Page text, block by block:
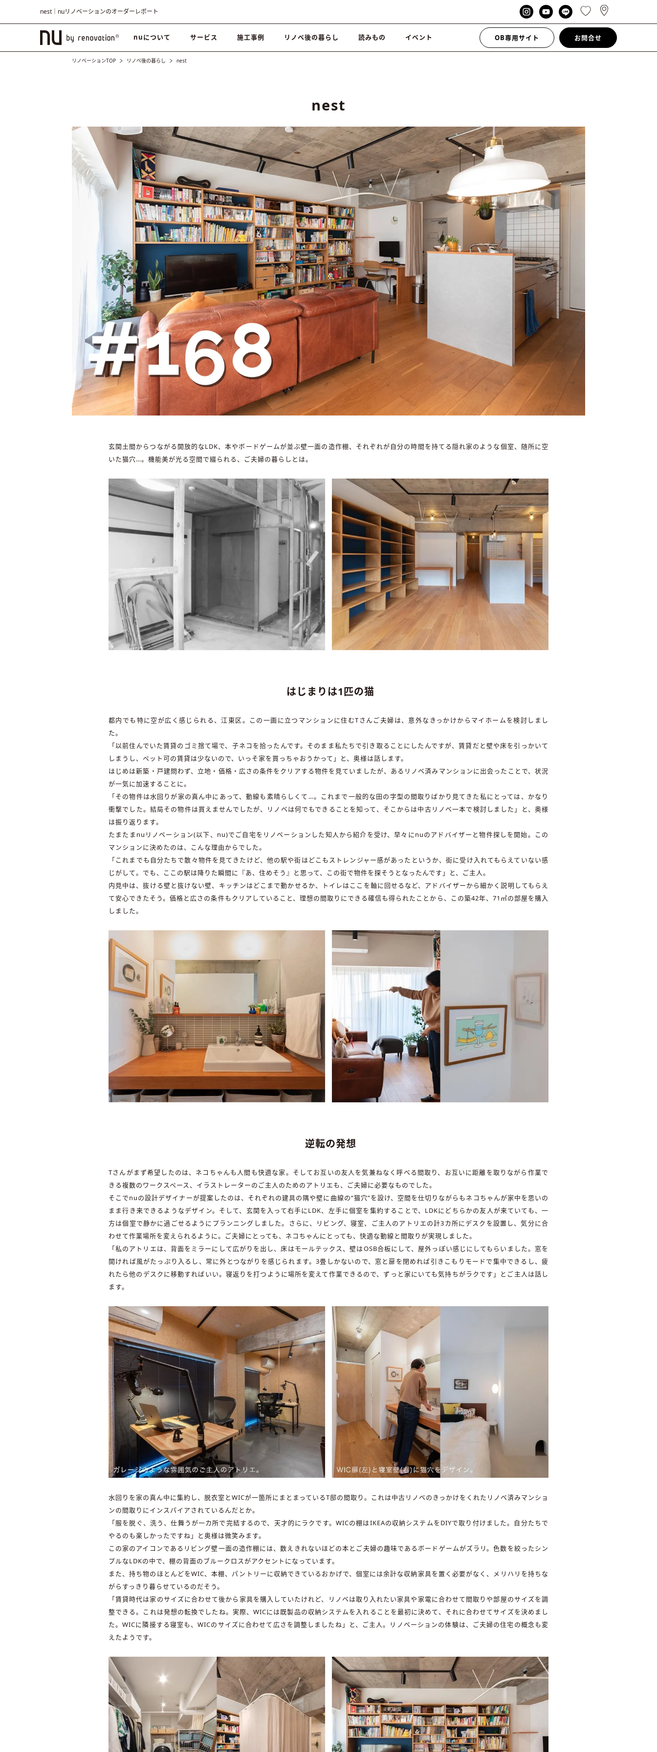
nest｜nuリノベーションのオーダーレポート
nuについて サービス 施工事例 リノベ後の暮らし 読みもの イベント OB専用サイト お問合せ
リノベーションTOP リノベ後の暮らし nest
nest
玄関土間からつながる開放的なLDK、本やボードゲームが並ぶ壁一面の造作棚、それぞれが自分の時間を持てる隠れ家のような個室、随所に空
いた猫穴…。機能美が光る空間で綴られる、ご夫婦の暮らしとは。
はじまりは1匹の猫
都内でも特に空が広く感じられる、江東区。この一画に立つマンションに住むTさんご夫婦は、意外なきっかけからマイホームを検討しまし
た。
「以前住んでいた賃貸のゴミ捨て場で、子ネコを拾ったんです。そのまま私たちで引き取ることにしたんですが、賃貸だと壁や床を引っかいて
しまうし、ペット可の賃貸は少ないので、いっそ家を買っちゃおうかって」と、奥様は話します。
はじめは新築・戸建問わず、立地・価格・広さの条件をクリアする物件を見ていましたが、あるリノベ済みマンションに出会ったことで、状況
が一気に加速することに。
「その物件は水回りが家の真ん中にあって、動線も素晴らしくて…。これまで一般的な田の字型の間取りばかり見てきた私にとっては、かなり
衝撃でした。結局その物件は買えませんでしたが、リノベは何でもできることを知って、そこからは中古リノベ一本で検討しました」と、奥様
は振り返ります。
たまたまnuリノベーション(以下、nu)でご自宅をリノベーションした知人から紹介を受け、早々にnuのアドバイザーと物件探しを開始。この
マンションに決めたのは、こんな理由からでした。
「これまでも自分たちで散々物件を見てきたけど、他の駅や街はどこもストレンジャー感があったというか、街に受け入れてもらえていない感
じがして。でも、ここの駅は降りた瞬間に『あ、住めそう』と思って、この街で物件を探そうとなったんです」と、ご主人。
内見中は、抜ける壁と抜けない壁、キッチンはどこまで動かせるか、トイレはここを軸に回せるなど、アドバイザーから細かく説明してもらえ
て安心できたそう。価格と広さの条件もクリアしていること、理想の間取りにできる確信も得られたことから、この築42年、71㎡の部屋を購入
しました。
逆転の発想
Tさんがまず希望したのは、ネコちゃんも人間も快適な家。そしてお互いの友人を気兼ねなく呼べる間取り、お互いに距離を取りながら作業で
きる複数のワークスペース、イラストレーターのご主人のためのアトリエも、ご夫婦に必要なものでした。
そこでnuの設計デザイナーが提案したのは、それぞれの建具の隅や壁に曲線の“猫穴”を設け、空間を仕切りながらもネコちゃんが家中を思いの
まま行き来できるようなデザイン。そして、玄関を入って右手にLDK、左手に個室を集約することで、LDKにどちらかの友人が来ていても、一
方は個室で静かに過ごせるようにプランニングしました。さらに、リビング、寝室、ご主人のアトリエの計3カ所にデスクを設置し、気分に合
わせて作業場所を変えられるように。ご夫婦にとっても、ネコちゃんにとっても、快適な動線と間取りが実現しました。
「私のアトリエは、背面をミラーにして広がりを出し、床はモールテックス、壁はOSB合板にして、屋外っぽい感じにしてもらいました。窓を
開ければ風がたっぷり入るし、常に外とつながりを感じられます。3畳しかないので、窓と扉を閉めれば引きこもりモードで集中できるし、疲
れたら他のデスクに移動すればいい。寝返りを打つように場所を変えて作業できるので、ずっと家にいても気持ちがラクです」とご主人は話し
ます。
水回りを家の真ん中に集約し、脱衣室とWICが一箇所にまとまっているT邸の間取り。これは中古リノベのきっかけをくれたリノベ済みマンショ
ンの間取りにインスパイアされているんだとか。
「服を脱ぐ、洗う、仕舞うが一カ所で完結するので、天才的にラクです。WICの棚はIKEAの収納システムをDIYで取り付けました。自分たちで
やるのも楽しかったですね」と奥様は微笑みます。
この家のアイコンであるリビング壁一面の造作棚には、数えきれないほどの本とご夫婦の趣味であるボードゲームがズラリ。色数を絞ったシン
プルなLDKの中で、棚の背面のブルークロスがアクセントになっています。
また、持ち物のほとんどをWIC、本棚、パントリーに収納できているおかげで、個室には余計な収納家具を置く必要がなく、メリハリを持ちな
がらすっきり暮らせているのだそう。
「賃貸時代は家のサイズに合わせて後から家具を購入していたけれど、リノベは取り入れたい家具や家電に合わせて間取りや部屋のサイズを調
整できる。これは発想の転換でしたね。実際、WICには既製品の収納システムを入れることを最初に決めて、それに合わせてサイズを決めまし
た。WICに隣接する寝室も、WICのサイズに合わせて広さを調整しましたね」と、ご主人。リノベーションの体験は、ご夫婦の住宅の概念も変
えたようです。